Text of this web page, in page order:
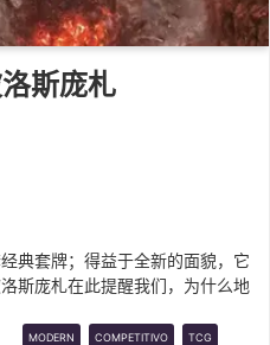
斯庞札
典套牌；得益于全新的面貌，它
斯庞札在此提醒我们，为什么地
MODERN COMPETITIVO TCG